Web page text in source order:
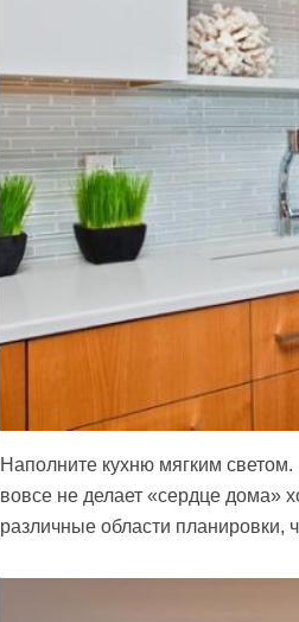
Наполните кухню мягким
вовсе не делает «сердце дома»
различные области планировки,